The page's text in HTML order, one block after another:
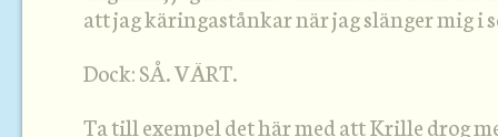
att jag käringastånkar när jag slänger mig i
Dock: SÅ. VÄRT.
Ta till exempel det här med att Krille drog